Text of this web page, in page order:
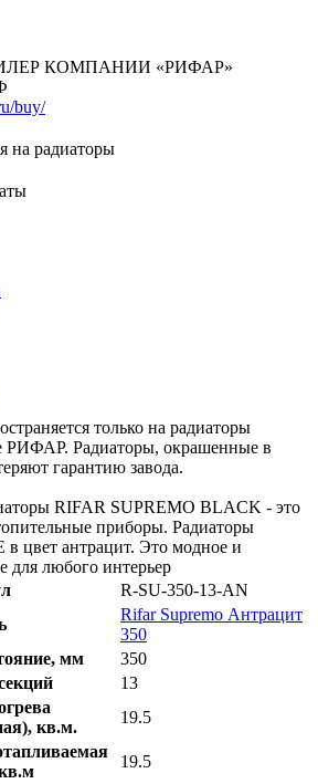
КОМПАНИИ «РИФАР»
buy/
на радиаторы
только на радиаторы
РИФАР. Радиаторы, окрашенные в
гарантию завода.
RIFAR SUPREMO BLACK - это
приборы. Радиаторы
цвет антрацит. Это модное и
для любого интерьер
R-SU-350-13-AN
Rifar Supremo Антрацит
350
мм
350
13
кв.м.
19.5
19.5